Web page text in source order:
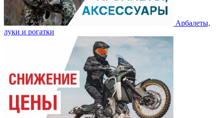
Арбалеты,
луки и рогатки